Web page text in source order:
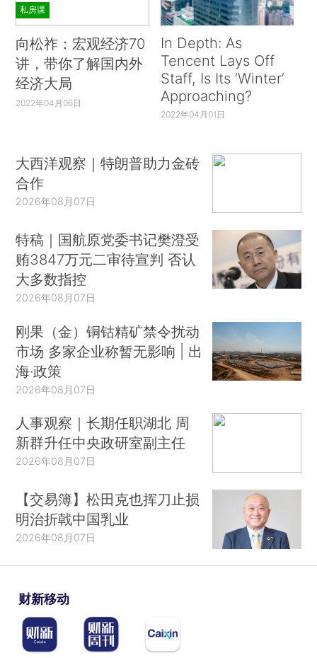
私房课
向松祚：宏观经济70
讲，带你了解国内外
经济大局
2022年04月06日
In Depth: As
Tencent Lays Off
Staff, Is Its ‘Winter’
Approaching?
2022年04月01日
大西洋观察｜特朗普助力金砖
合作
2026年08月07日
特稿｜国航原党委书记樊澄受
贿3847万元二审待宣判 否认
大多数指控
2026年08月07日
刚果（金）铜钴精矿禁令扰动
市场 多家企业称暂无影响 | 出
海·政策
2026年08月07日
人事观察｜长期任职湖北 周
新群升任中央政研室副主任
2026年08月07日
【交易簿】松田克也挥刀止损
明治折戟中国乳业
2026年08月07日
财新移动